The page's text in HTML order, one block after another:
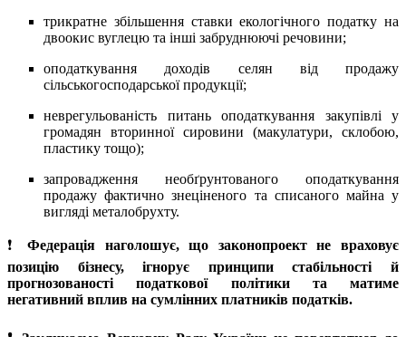
трикратне збільшення ставки екологічного податку на
двоокис вуглецю та інші забруднюючі речовини;
оподаткування доходів селян від продажу
сільськогосподарської продукції;
неврегульованість питань оподаткування закупівлі у
громадян вторинної сировини (макулатури, склобою,
пластику тощо);
запровадження необґрунтованого оподаткування
продажу фактично знеціненого та списаного майна у
вигляді металобрухту.
❗️Федерація наголошує, що законопроект не враховує
позицію бізнесу, ігнорує принципи стабільності й
прогнозованості податкової політики та матиме
негативний вплив на сумлінних платників податків.